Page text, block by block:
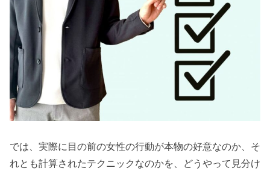
では、実際に目の前の女性の行動が本物の好意なのか、そ
れとも計算されたテクニックなのかを、どうやって見分け